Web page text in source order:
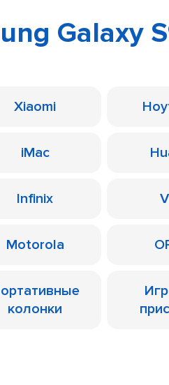
Galaxy
Xiaomi
iMac
Infinix
Motorola
колонки